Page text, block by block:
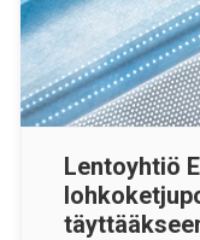
Lentoyhtiö